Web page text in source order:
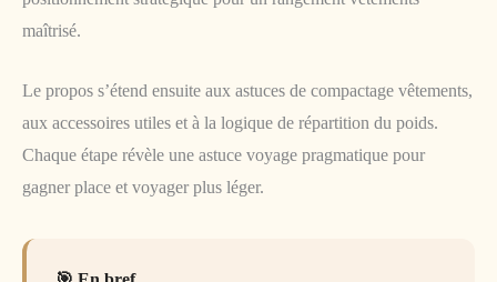
maîtrisé.
Le propos s’étend ensuite aux astuces de compactage vêtements,
aux accessoires utiles et à la logique de répartition du poids.
Chaque étape révèle une astuce voyage pragmatique pour
gagner place et voyager plus léger.